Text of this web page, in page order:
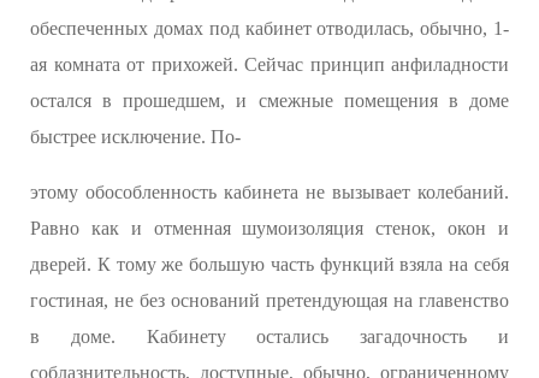
обеспеченных домах под кабинет отводилась, обычно, 1-
ая комната от прихожей. Сейчас принцип анфиладности
остался в прошедшем, и смежные помещения в доме
быстрее исключение. По-
этому обособленность кабинета не вызывает колебаний.
Равно как и отменная шумоизоляция стенок, окон и
дверей. К тому же большую часть функций взяла на себя
гостиная, не без оснований претендующая на главенство
в доме. Кабинету остались загадочность и
соблазнительность, доступные, обычно, ограниченному